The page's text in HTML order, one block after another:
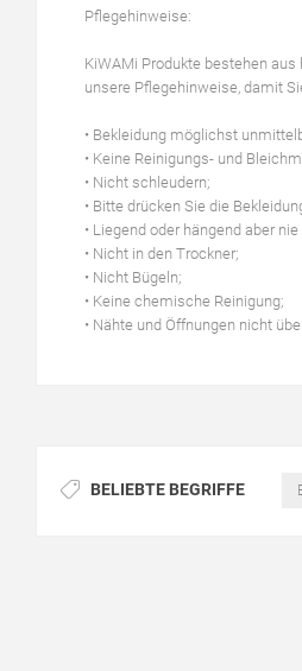
Pflegehinweise:
KiWAMi Produkte bestehen
unsere Pflegehinweise, damit
• Bekleidung möglichst
• Keine Reinigungs- und
• Nicht schleudern;
• Bitte drücken Sie die
• Liegend oder hängend aber
• Nicht in den Trockner;
• Nicht Bügeln;
• Keine chemische Reinigung;
• Nähte und Öffnungen nicht
BELIEBTE BEGRIFFE